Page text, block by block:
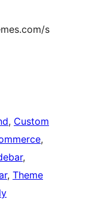
s
, Custom
, Theme